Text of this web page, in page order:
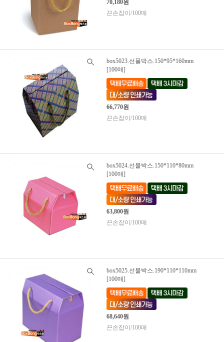
70,180원
끈손잡이/100매
box5023.선물박스.150*95*160mm
[100매]
66,770원
끈손잡이/100매
box5024.선물박스.150*110*80mm
[100매]
63,800원
끈손잡이/100매
box5025.선물박스.190*110*110mm
[100매]
68,640원
끈손잡이/100매